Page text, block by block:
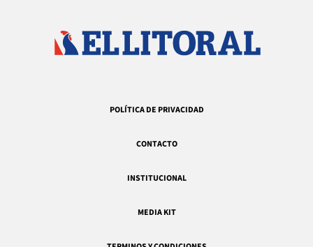
POLÍTICA DE PRIVACIDAD
CONTACTO
INSTITUCIONAL
MEDIA KIT